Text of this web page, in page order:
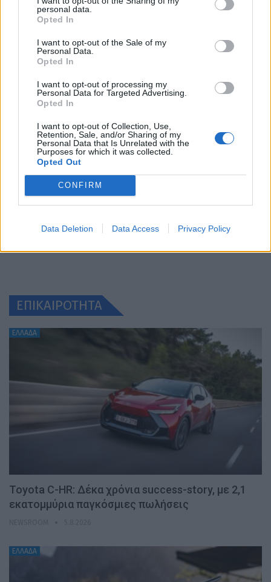
personal data.
Opted In
I want to opt-out of the Sale of my
Personal Data.
Opted In
I want to opt-out of processing my
Personal Data for Targeted Advertising.
Opted In
I want to opt-out of Collection, Use,
Retention, Sale, and/or Sharing of my
Personal Data that Is Unrelated with the
Purposes for which it was collected.
Opted Out
CONFIRM
Data Deletion Data Access Privacy Policy
ΕΠΙΚΑΙΡΟΤΗΤΑ
ΕΛΛΑΔΑ
Toyota C-HR: Δέκα χρόνια success-story, με 2,1
εκατομμύρια παγκόσμιες πωλήσεις
ΕΛΛΑΔΑ